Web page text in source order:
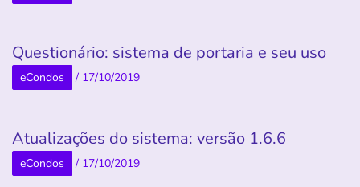
Questionário: sistema de portaria e seu uso
eCondos / 17/10/2019
Atualizações do sistema: versão 1.6.6
eCondos / 17/10/2019